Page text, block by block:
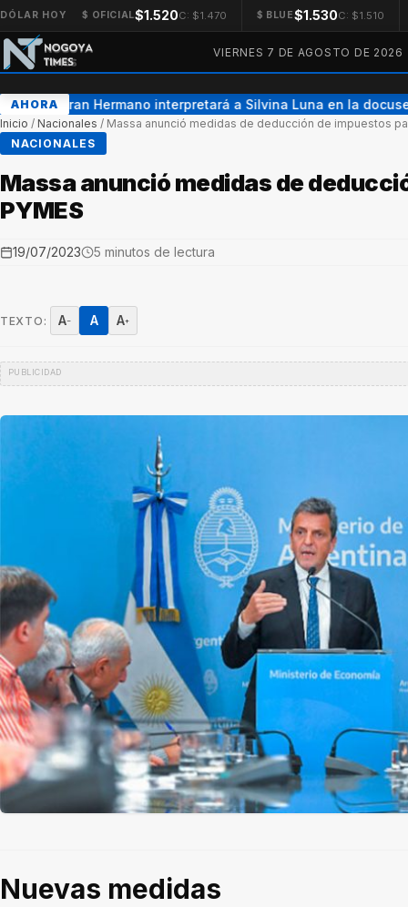
DÓLAR HOY $ OFICIAL$1.520C: $1.470 $ BLUE$1.530C: $1.510
VIERNES 7 DE AGOSTO DE 2026
AHORA
Una ex Gran Hermano interpretará a Silvina Luna en la
Inicio / Nacionales / Massa anunció medidas de deducción de impuestos
NACIONALES
Massa anunció medidas de
PYMES
19/07/2023 5 minutos de lectura
TEXTO: A− A A+
Nuevas medidas